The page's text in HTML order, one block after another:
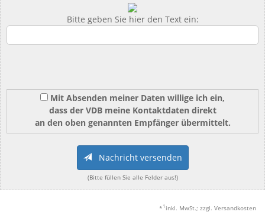
Bitte geben Sie hier den Text ein:
Mit Absenden meiner Daten willige ich ein,
dass der VDB meine Kontaktdaten direkt
an den oben genannten Empfänger übermittelt.
Nachricht versenden
(Bitte füllen Sie alle Felder aus!)
* 1 inkl. MwSt.; zzgl. Versandkosten